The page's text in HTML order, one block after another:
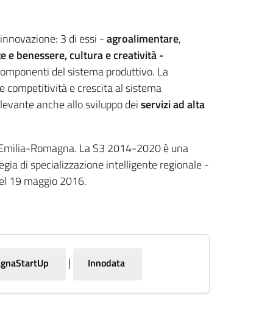
3 di essi -agroalimentare,
e benessere, cultura e creatività -
del sistema produttivo. La
competitività e crescita al sistema
anche allo sviluppo deiservizi ad alta
Romagna. La S3 2014-2020 è una
di specializzazione intelligente regionale -
19 maggio 2016.
| Innodata